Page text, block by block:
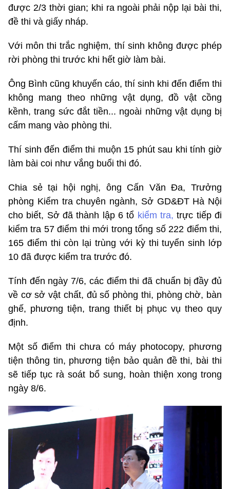
được 2/3 thời gian; khi ra ngoài phải nộp lại bài thi,
đề thi và giấy nháp.
Với môn thi trắc nghiệm, thí sinh không được phép
rời phòng thi trước khi hết giờ làm bài.
Ông Bình cũng khuyến cáo, thí sinh khi đến điểm thi
không mang theo những vật dụng, đồ vật cồng
kềnh, trang sức đắt tiền... ngoài những vật dụng bị
cấm mang vào phòng thi.
Thí sinh đến điểm thi muộn 15 phút sau khi tính giờ
làm bài coi như vắng buổi thi đó.
Chia sẻ tại hội nghị, ông Cấn Văn Đa, Trưởng
phòng Kiểm tra chuyên ngành, Sở GD&ĐT Hà Nội
cho biết, Sở đã thành lập 6 tổ kiểm tra, trực tiếp đi
kiểm tra 57 điểm thi mới trong tổng số 222 điểm thi,
165 điểm thi còn lại trùng với kỳ thi tuyển sinh lớp
10 đã được kiểm tra trước đó.
Tính đến ngày 7/6, các điểm thi đã chuẩn bị đầy đủ
về cơ sở vật chất, đủ số phòng thi, phòng chờ, bàn
ghế, phương tiện, trang thiết bị phục vụ theo quy
định.
Một số điểm thi chưa có máy photocopy, phương
tiện thông tin, phương tiện bảo quản đề thi, bài thi
sẽ tiếp tục rà soát bổ sung, hoàn thiện xong trong
ngày 8/6.